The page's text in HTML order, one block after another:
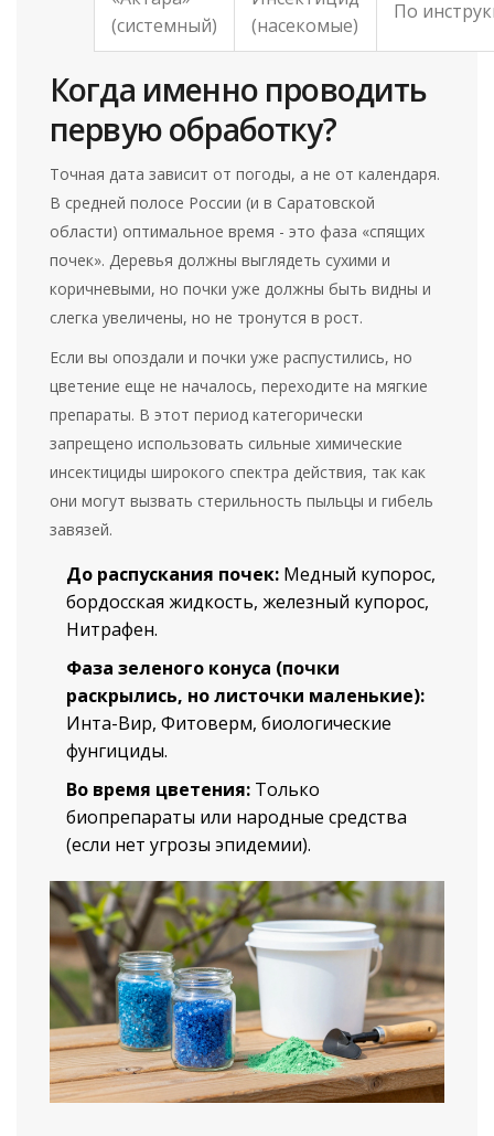
(системный)
(насекомые)
По
Когда именно проводить
первую обработку?
Точная дата зависит от погоды, а не от календаря.
В средней полосе России (и в Саратовской
области) оптимальное время - это фаза «спящих
почек». Деревья должны выглядеть сухими и
коричневыми, но почки уже должны быть видны и
слегка увеличены, но не тронутся в рост.
Если вы опоздали и почки уже распустились, но
цветение еще не началось, переходите на мягкие
препараты. В этот период категорически
запрещено использовать сильные химические
инсектициды широкого спектра действия, так как
они могут вызвать стерильность пыльцы и гибель
завязей.
До распускания почек: Медный купорос,
бордосская жидкость, железный купорос,
Нитрафен.
Фаза зеленого конуса (почки
раскрылись, но листочки маленькие):
Инта-Вир, Фитоверм, биологические
фунгициды.
Во время цветения: Только
биопрепараты или народные средства
(если нет угрозы эпидемии).